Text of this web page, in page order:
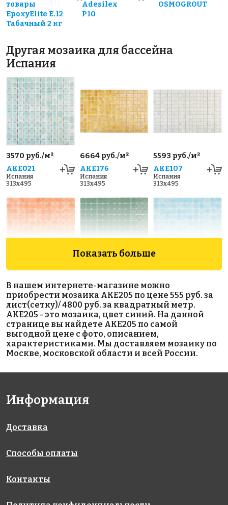
товары
EpoxyElite E.12
Табачный 2 кг
Adesilex
P10
OSMOGROUT
Другая мозаика для бассейна
Испания
3570 руб./м²
AKE021
Испания
313x495
6664 руб./м²
AKE176
Испания
313x495
5593 руб./м²
AKE107
Испания
313x495
AKE101
Испания
313x495
AKE062
Испания
313x495
AKE008
Испания
313x495
6650 руб./м²
340x340
5165 руб./м²
Показать больше
В нашем интернете-магазине можно
приобрести мозаика AKE205 по цене 555 руб. за
лист(сетку)/ 4800 руб. за квадратный метр.
AKE205 - это мозаика, цвет синий. На данной
странице вы найдете AKE205 по самой
выгодной цене с фото, описанием,
характеристиками. Мы доставляем мозаику по
Москве, московской области и всей России.
Информация
Доставка
Способы оплаты
Контакты